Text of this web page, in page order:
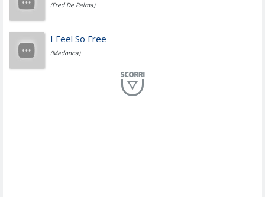
Simone Cristicchi
(Fred De Palma)
I Feel So Free
(Madonna)